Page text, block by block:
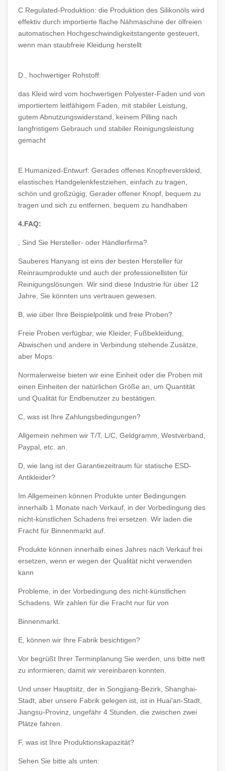
C.Regulated-Produktion: die Produktion des Silikonöls wird
effektiv durch importierte flache Nähmaschine der ölfreien
automatischen Hochgeschwindigkeitstangente gesteuert,
wenn man staubfreie Kleidung herstellt
D., hochwertiger Rohstoff:
das Kleid wird vom hochwertigen Polyester-Faden und von
importiertem leitfähigem Faden, mit stabiler Leistung,
gutem Abnutzungswiderstand, keinem Pilling nach
langfristigem Gebrauch und stabiler Reinigungsleistung
gemacht
E.Humanized-Entwurf: Gerades offenes Knopfreverskleid,
elastisches Handgelenkfestziehen, einfach zu tragen,
schön und großzügig; Gerader offener Knopf, bequem zu
tragen und sich zu entfernen, bequem zu handhaben
4.FAQ:
, Sind Sie Hersteller- oder Händlerfirma?
Sauberes Hanyang ist eins der besten Hersteller für
Reinraumprodukte und auch der professionellsten für
Reinigungslösungen. Wir sind diese Industrie für über 12
Jahre, Sie könnten uns vertrauen gewesen.
B, wie über Ihre Beispielpolitik und freie Proben?
Freie Proben verfügbar, wie Kleider, Fußbekleidung,
Abwischen und andere in Verbindung stehende Zusätze,
aber Mops.
Normalerweise bieten wir eine Einheit oder die Proben mit
einen Einheiten der natürlichen Größe an, um Quantität
und Qualität für Endbenutzer zu bestätigen.
C, was ist Ihre Zahlungsbedingungen?
Allgemein nehmen wir T/T, L/C, Geldgramm, Westverband,
Paypal, etc. an.
D, wie lang ist der Garantiezeitraum für statische ESD-
Antikleider?
Im Allgemeinen können Produkte unter Bedingungen
innerhalb 1 Monate nach Verkauf, in der Vorbedingung des
nicht-künstlichen Schadens frei ersetzen. Wir laden die
Fracht für Binnenmarkt auf.
Produkte können innerhalb eines Jahres nach Verkauf frei
ersetzen, wenn er wegen der Qualität nicht verwenden
kann
Probleme, in der Vorbedingung des nicht-künstlichen
Schadens. Wir zahlen für die Fracht nur für von
Binnenmarkt.
E, können wir Ihre Fabrik besichtigen?
Vor begrüßt Ihrer Terminplanung Sie werden, uns bitte nett
zu informieren, damit wir vereinbaren konnten.
Und unser Hauptsitz, der in Songjiang-Bezirk, Shanghai-
Stadt, aber unsere Fabrik gelegen ist, ist in Huai'an-Stadt,
Jiangsu-Provinz, ungefähr 4 Stunden, die zwischen zwei
Plätze fahren.
F, was ist Ihre Produktionskapazität?
Sehen Sie bitte als unten: